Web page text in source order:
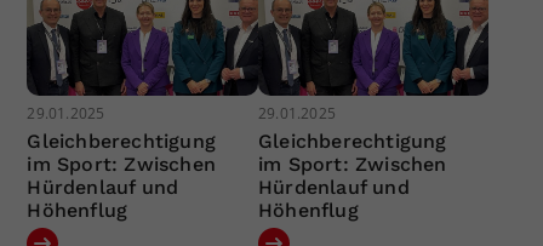
29.01.2025
Gleichberechtigung
im Sport: Zwischen
Hürdenlauf und
Höhenflug
29.01.2025
Gleichberechtigung
im Sport: Zwischen
Hürdenlauf und
Höhenflug